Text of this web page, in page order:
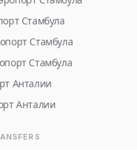
Стамбула
Стамбула
Стамбула
Анталии
Анталии